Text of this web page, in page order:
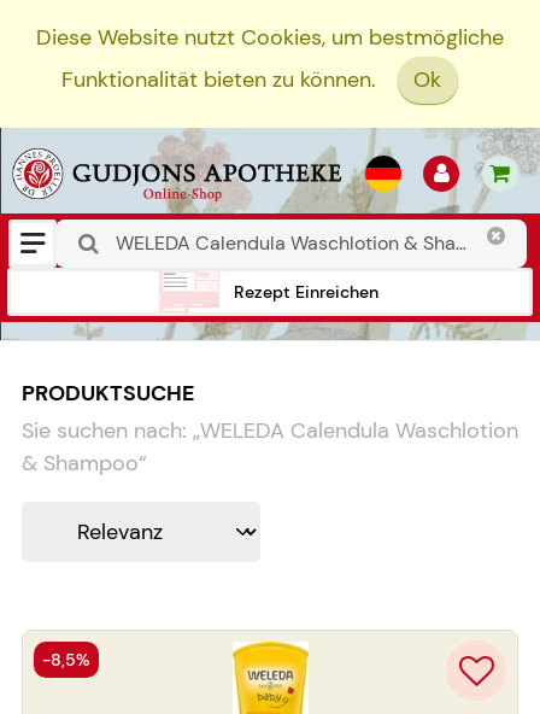
Diese Website nutzt Cookies, um bestmögliche
Funktionalität bieten zu können.
Ok
Rezept Einreichen
PRODUKTSUCHE
Sie suchen nach: „WELEDA Calendula Waschlotion
& Shampoo“
-8,5%